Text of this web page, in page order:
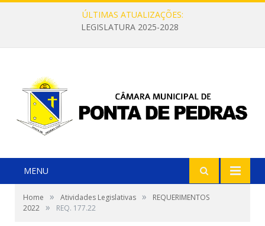
ÚLTIMAS ATUALIZAÇÕES:
LEGISLATURA 2025-2028
MENU
Home » Atividades Legislativas »
REQUERIMENTOS
2022 » REQ. 177.22